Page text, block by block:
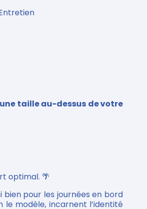
une taille au-dessus de votre
optimal. 🌴
pour les journées en bord
le modèle, incarnent l’identité